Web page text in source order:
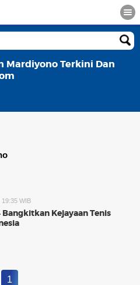
Mardiyono Terkini Dan
19:35 WIB
Bangkitkan Kejayaan Tenis
1